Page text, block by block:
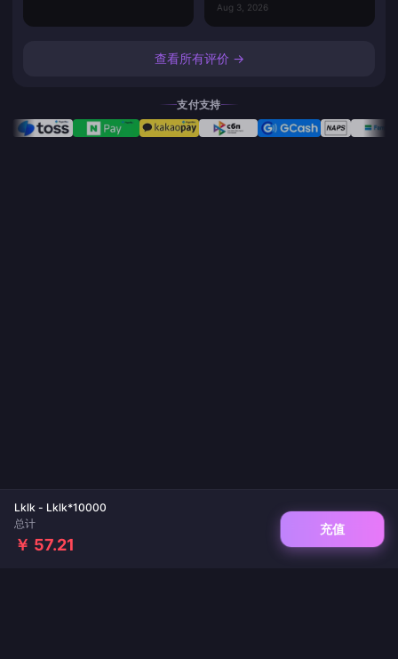
Lklk - Lklk*10000
总计
￥ 57.21
充值
Aug 3, 2026
查看所有评价 →
支付支持